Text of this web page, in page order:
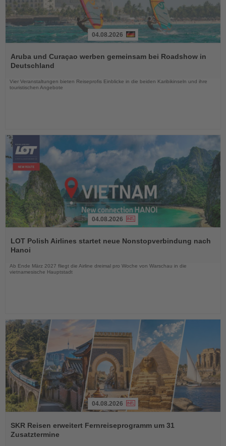
Sie
die
04.08.2026
Aruba und Curaçao werben gemeinsam bei Roadshow in
Deutschland
Vier Veranstaltungen bieten Reiseprofis Einblicke in die beiden Karibikinseln und ihre
touristischen Angebote
Sie
die
04.08.2026
LOT Polish Airlines startet neue Nonstopverbindung nach
Hanoi
Ab Ende März 2027 fliegt die Airline dreimal pro Woche von Warschau in die
vietnamesische Hauptstadt
Sie
die
04.08.2026
SKR Reisen erweitert Fernreiseprogramm um 31
Zusatztermine